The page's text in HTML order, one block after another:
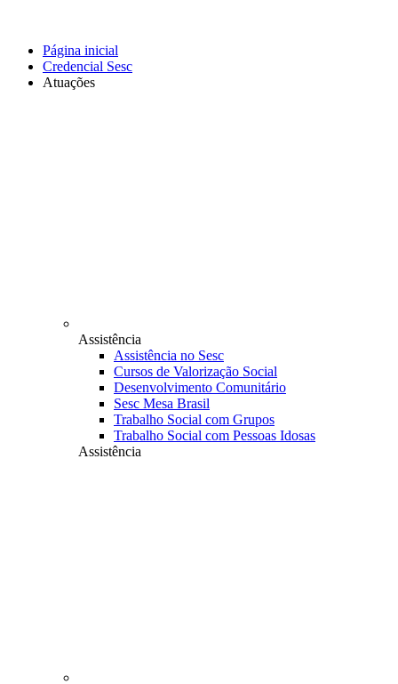
Página inicial
Credencial Sesc
Atuações
Assistência
Assistência no Sesc
Cursos de Valorização Social
Desenvolvimento Comunitário
Sesc Mesa Brasil
Trabalho Social com Grupos
Trabalho Social com Pessoas Idosas
Assistência